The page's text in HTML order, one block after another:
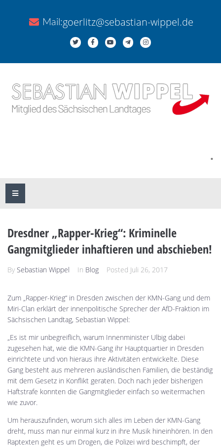
Mail:goerlitz@sebastian-wippel.de
.
Dresdner „Rapper-Krieg“: Kriminelle
Gangmitglieder inhaftieren und abschieben!
By Sebastian Wippel In Blog Posted Juli 26, 2017
Zum „Rapper-Krieg“ in Dresden zwischen der KMN-Gang und dem
Miri-Clan erklärt der innenpolitische Sprecher der AfD-Fraktion im
Sächsischen Landtag, Sebastian Wippel:
„Es ist mir unbegreiflich, warum Innenminister Ulbig dabei
zugesehen hat, wie die KMN-Gang ihr Hauptquartier in Dresden
einrichtete und von hieraus ihre Aktivitäten entwickelte. Diese
Gang besteht aus mehreren ausländischen Familien, die beständig
mit dem Gesetz in Konflikt geraten. Doch nach jeder bisherigen
Haftstrafe konnten die Gangmitglieder einfach so weitermachen
wie zuvor.
Um herauszufinden, worum sich alles im Leben der KMN-Gang
dreht, muss man nur einmal kurz in ihre Musik hineinhören. In den
Raptexten geht es um Drogen, die Polizei wird beschimpft, der